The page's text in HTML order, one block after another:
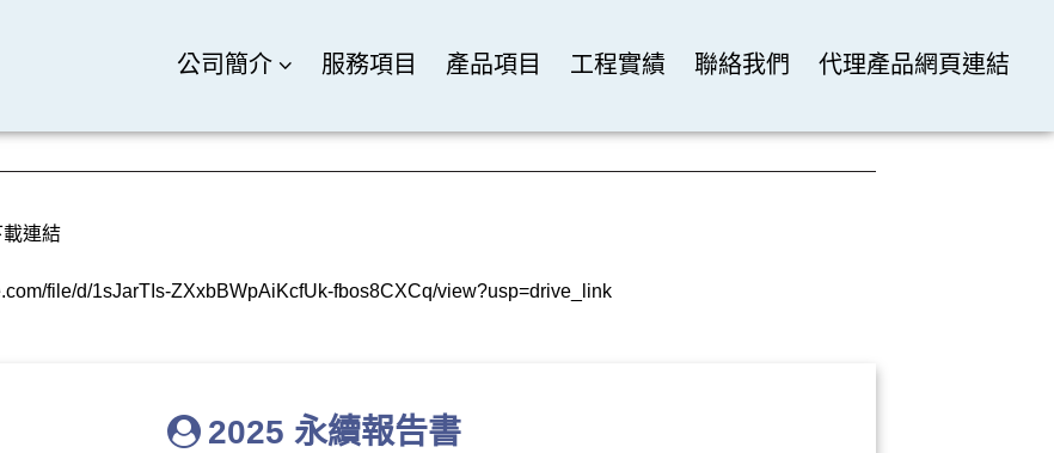
公司簡介 服務項目 產品項目 工程實績 聯絡我們 代理產品網頁連結
連結
file/d/1sJarTIs-ZXxbBWpAiKcfUk-fbos8CXCq/view?usp=drive_link
2025 永續報告書